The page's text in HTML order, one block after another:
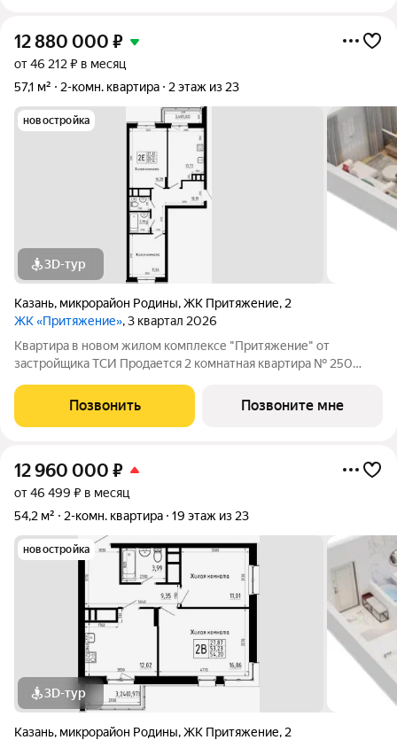
12 880 000 ₽
от 46 212 ₽ в месяц
57,1 м²
2-комн. квартира 2 этаж из 23
новостройка
3D-тур
Казань, микрорайон Родины,ЖК Притяжение, 2
ЖК «Притяжение», 3 квартал 2026
Квартира в новом жилом комплексе "Притяжение" от
застройщика ТСИ Продается 2 комнатная квартира № 250
дома. О КОМПЛЕКСЕ ЖК «Притяжение» это комфорт и
эстетика в каждом метре. Четыре дома
Позвонить Позвоните мне
12 960 000 ₽
от 46 499 ₽ в месяц
54,2 м²
2-комн. квартира 19 этаж из 23
новостройка
3D-тур
Казань, микрорайон Родины,ЖК Притяжение, 2